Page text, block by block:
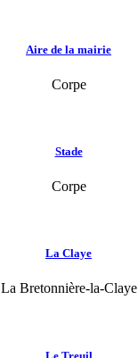
Aire de la mairie
Corpe
Stade
Corpe
La Claye
La Bretonnière-la-Claye